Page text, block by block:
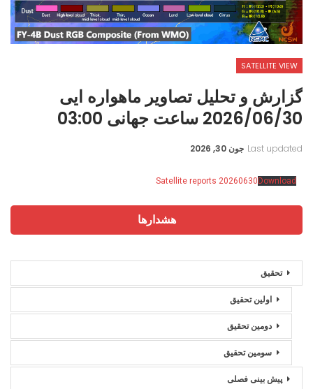
SATELLITE VIEW
گزارش و تحلیل تصاویر ماهواره ایی
2026/06/30 ساعت جهانی 03:00
Last updated جون 30, 2026
Satellite reports 20260630Download
هشدارها
تحقیق
اولین تحقیق
دومین تحقیق
سومین تحقیق
پیش بینی فصلی